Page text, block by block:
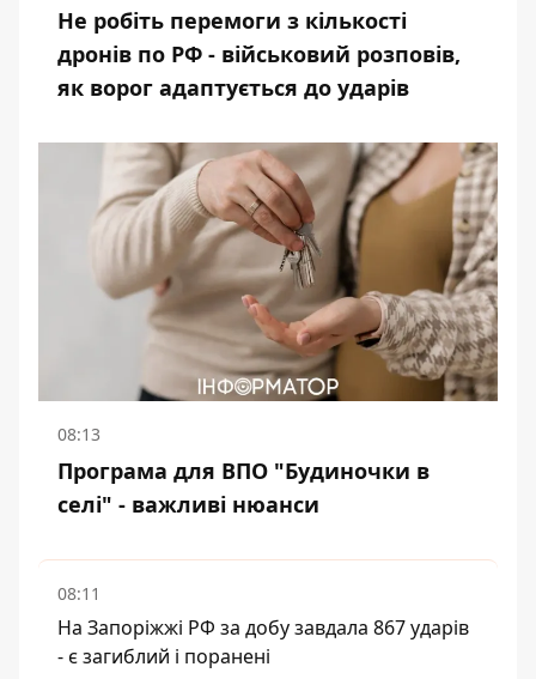
Не робіть перемоги з кількості
дронів по РФ - військовий розповів,
як ворог адаптується до ударів
08:13
Програма для ВПО "Будиночки в
селі" - важливі нюанси
08:11
На Запоріжжі РФ за добу завдала 867 ударів
- є загиблий і поранені